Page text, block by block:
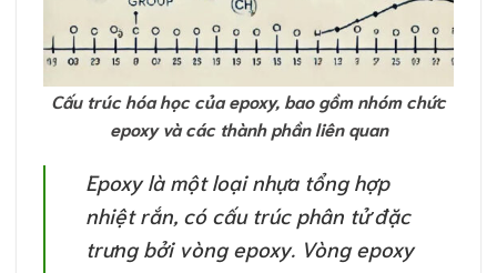
Cấu trúc hóa học của epoxy, bao gồm nhóm chức
epoxy và các thành phần liên quan
Epoxy là một loại nhựa tổng hợp
nhiệt rắn, có cấu trúc phân tử đặc
trưng bởi vòng epoxy. Vòng epoxy